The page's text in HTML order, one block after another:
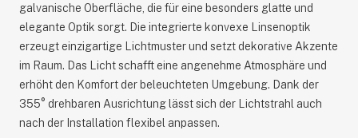
galvanische Oberfläche, die für eine besonders glatte und
elegante Optik sorgt. Die integrierte konvexe Linsenoptik
erzeugt einzigartige Lichtmuster und setzt dekorative Akzente
im Raum. Das Licht schafft eine angenehme Atmosphäre und
erhöht den Komfort der beleuchteten Umgebung. Dank der
355° drehbaren Ausrichtung lässt sich der Lichtstrahl auch
nach der Installation flexibel anpassen.